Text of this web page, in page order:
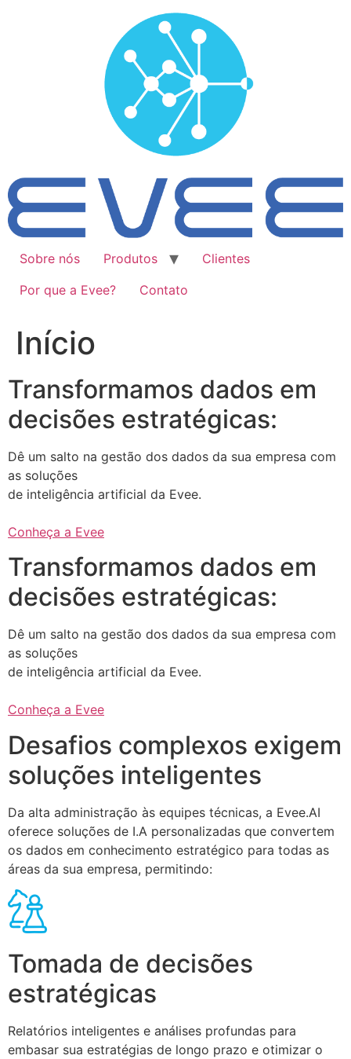
Sobre nós Produtos
Clientes
Por que a Evee?
Contato
Início
Transformamos dados em
decisões estratégicas:
Dê um salto na gestão dos dados da sua empresa com
as soluções
de inteligência artificial da Evee.
Conheça a Evee
Transformamos dados em
decisões estratégicas:
Dê um salto na gestão dos dados da sua empresa com
as soluções
de inteligência artificial da Evee.
Conheça a Evee
Desafios complexos exigem
soluções inteligentes
Da alta administração às equipes técnicas, a Evee.AI
oferece soluções de I.A personalizadas que convertem
os dados em conhecimento estratégico para todas as
áreas da sua empresa, permitindo:
Tomada de decisões
estratégicas
Relatórios inteligentes e análises profundas para
embasar sua estratégias de longo prazo e otimizar o